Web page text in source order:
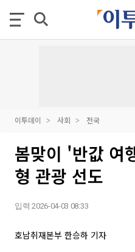
이투데이 사회 전국
봄맞이 '반값 여
형 관광 선도
입력 2026-04-03 08:33
호남취재본부 한승하 기자